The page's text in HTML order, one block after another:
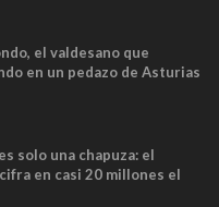
el valdesano que
en un pedazo de Asturias
solo una chapuza: el
en casi 20 millones el
que no cabían por los